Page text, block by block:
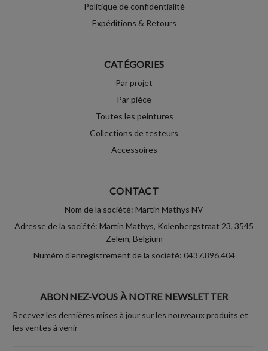
Politique de confidentialité
Expéditions & Retours
CATÉGORIES
Par projet
Par pièce
Toutes les peintures
Collections de testeurs
Accessoires
CONTACT
Nom de la société: Martin Mathys NV
Adresse de la société: Martin Mathys, Kolenbergstraat 23, 3545
Zelem, Belgium
Numéro d'enregistrement de la société: 0437.896.404
ABONNEZ-VOUS À NOTRE NEWSLETTER
Recevez les dernières mises à jour sur les nouveaux produits et
les ventes à venir